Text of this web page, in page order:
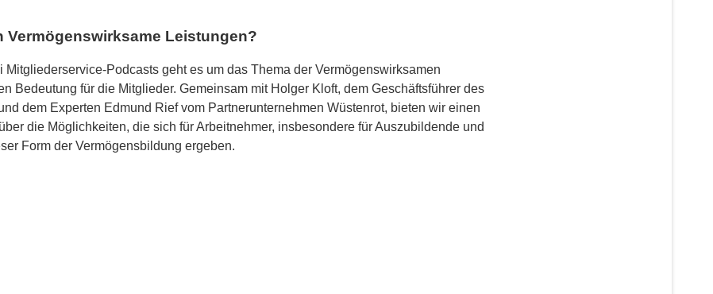
Vermögenswirksame Leistungen?
Mitgliederservice-Podcasts geht es um das Thema der Vermögenswirksamen
Bedeutung für die Mitglieder. Gemeinsam mit Holger Kloft, dem Geschäftsführer des
dem Experten Edmund Rief vom Partnerunternehmen Wüstenrot, bieten wir einen
die Möglichkeiten, die sich für Arbeitnehmer, insbesondere für Auszubildende und
Form der Vermögensbildung ergeben.